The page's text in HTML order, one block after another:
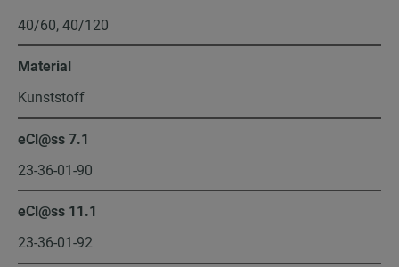
40/60, 40/120
Material
Kunststoff
eCl@ss 7.1
23-36-01-90
eCl@ss 11.1
23-36-01-92